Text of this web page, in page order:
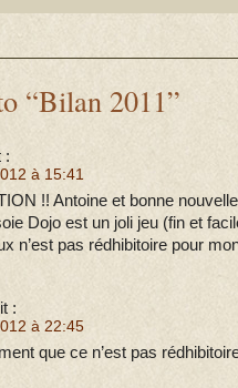
“Bilan 2011”
:
à 15:41
!! Antoine et bonne
Dojo est un joli jeu (fin et
n’est pas rédhibitoire pour
:
à 22:45
que ce n’est pas